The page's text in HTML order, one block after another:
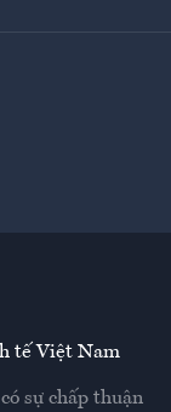
tế Việt Nam
sự chấp thuận